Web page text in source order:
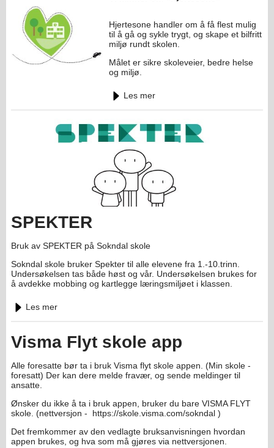
Hjertesone handler om å få flest mulig
til å gå og sykle trygt, og skape et bilfritt
miljø rundt skolen.
Målet er sikre skoleveier, bedre helse
og miljø.
Les mer
SPEKTER
Bruk av SPEKTER på Sokndal skole
Sokndal skole bruker Spekter til alle elevene fra 1.-10.trinn.
Undersøkelsen tas både høst og vår. Undersøkelsen brukes for
å avdekke mobbing og kartlegge læringsmiljøet i klassen.
Les mer
Visma Flyt skole app
Alle foresatte bør ta i bruk Visma flyt skole appen. (Min skole -
foresatt) Der kan dere melde fravær, og sende meldinger til
ansatte.
Ønsker du ikke å ta i bruk appen, bruker du bare VISMA FLYT
skole. (nettversjon - https://skole.visma.com/sokndal )
Det fremkommer av den vedlagte bruksanvisningen hvordan
appen brukes, og hva som må gjøres via nettversjonen.